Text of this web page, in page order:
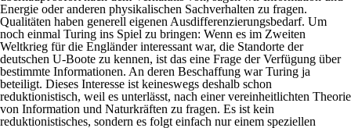
Energie oder anderen physikalischen Sachverhalten zu fragen.
Qualitäten haben generell eigenen Ausdifferenzierungsbedarf. Um
noch einmal Turing ins Spiel zu bringen: Wenn es im Zweiten
Weltkrieg für die Engländer interessant war, die Standorte der
deutschen U-Boote zu kennen, ist das eine Frage der Verfügung über
bestimmte Informationen. An deren Beschaffung war Turing ja
beteiligt. Dieses Interesse ist keineswegs deshalb schon
reduktionistisch, weil es unterlässt, nach einer vereinheitlichten Theorie
von Information und Naturkräften zu fragen. Es ist kein
reduktionistisches, sondern es folgt einfach nur einem speziellen